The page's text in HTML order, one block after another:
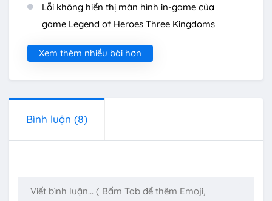
Lỗi không hiển thị màn hình in-game của
game Legend of Heroes Three Kingdoms
Xem thêm nhiều bài hơn
Bình luận (8)